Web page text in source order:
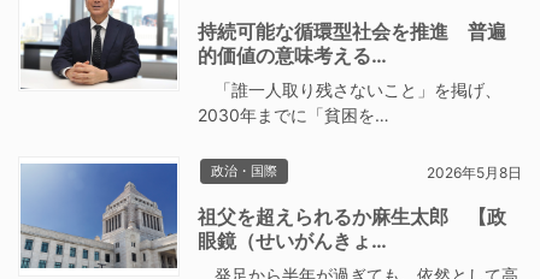
持続可能な循環型社会を推進 普遍
的価値の意味考える…
「誰一人取り残さないこと」を掲げ、
2030年までに「貧困を…
政治・国際 2026年5月8日
祖父を超えられるか麻生太郎 【政
眼鏡（せいがんきょ…